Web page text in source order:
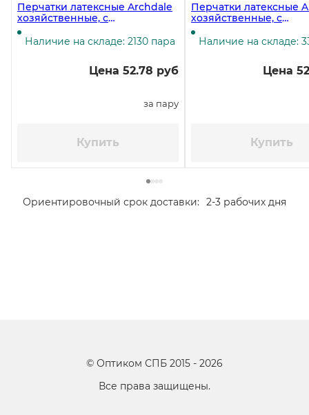
Перчатки латексные Archdale
хозяйственные, с
напылением, размер М,
красно-белые
Наличие на складе: 2130 пара
Цена 52.78 руб
за пару
Купить
Перчатки латексные
хозяйственные, с
напылением, размер
красно-белые
Наличие на складе:
Цена
Купить
Ориентировочный срок доставки: 2-3 рабочих дня
© Оптиком СПБ 2015 - 2026
Все права защищены.